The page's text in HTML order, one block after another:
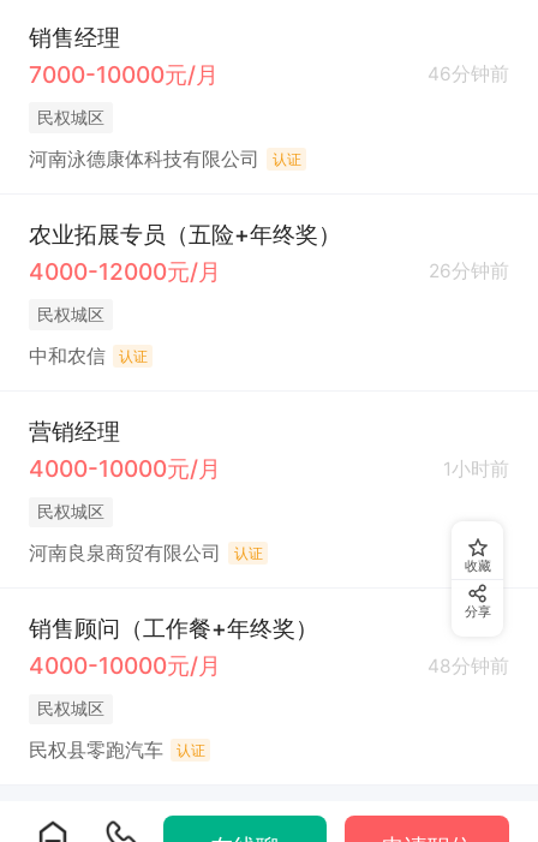
销售经理
7000-10000元/月
46分钟前
民权城区
河南泳德康体科技有限公司 认证
农业拓展专员（五险+年终奖）
4000-12000元/月
26分钟前
民权城区
中和农信 认证
营销经理
4000-10000元/月
1小时前
民权城区
河南良泉商贸有限公司 认证
销售顾问（工作餐+年终奖）
4000-10000元/月
48分钟前
民权城区
民权县零跑汽车 认证
收藏
分享